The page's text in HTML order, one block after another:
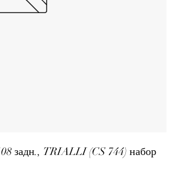
задн., TRIALLI (CS 744) набор